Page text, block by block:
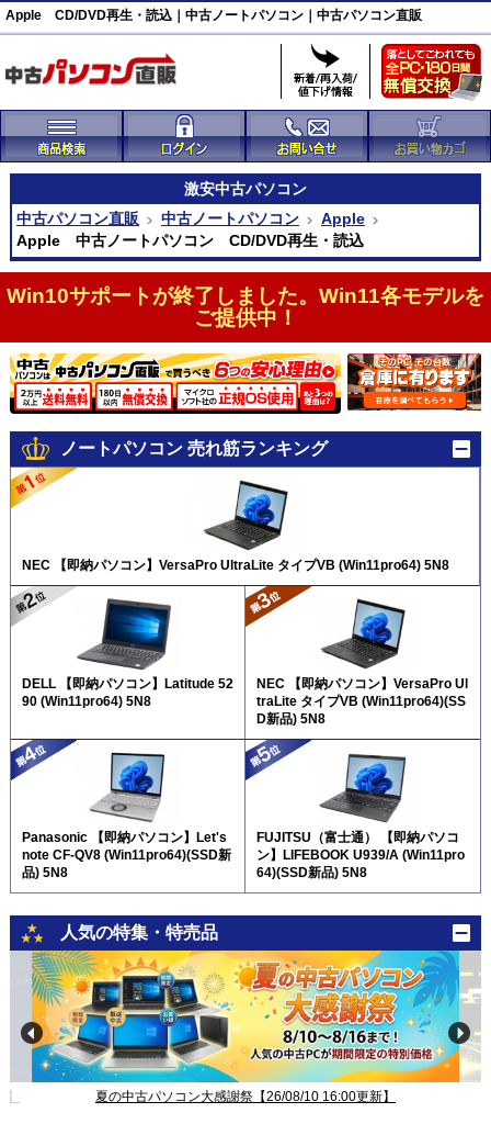
Apple CD/DVD再生・読込｜中古ノートパソコン｜中古パソコン直販
激安中古パソコン
中古パソコン直販
中古ノートパソコン
Apple
Apple 中古ノートパソコン CD/DVD再生・読込
Win10サポートが終了しました。Win11各モデルを
ご提供中！
ノートパソコン 売れ筋ランキング
NEC 【即納パソコン】VersaPro UltraLite タイプVB (Win11pro64) 5N8
DELL 【即納パソコン】Latitude 52
90 (Win11pro64) 5N8
NEC 【即納パソコン】VersaPro Ul
traLite タイプVB (Win11pro64)(SS
D新品) 5N8
Panasonic 【即納パソコン】Let's
note CF-QV8 (Win11pro64)(SSD新
品) 5N8
FUJITSU（富士通） 【即納パソコ
ン】LIFEBOOK U939/A (Win11pro
64)(SSD新品) 5N8
人気の特集・特売品
夏の中古パソコン大感謝祭【26/08/10 16:00更新】